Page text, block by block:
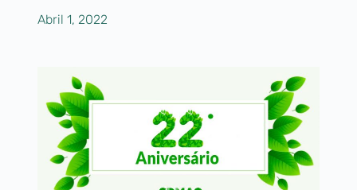
Abril 1, 2022